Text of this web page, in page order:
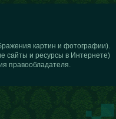
картин и фотографии).
сайты и ресурсы в Интернете)
правообладателя.